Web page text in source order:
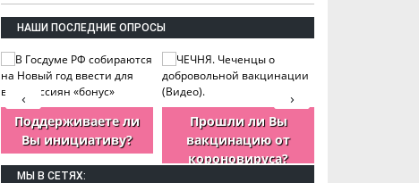
НАШИ ПОСЛЕДНИЕ ОПРОСЫ
Поддерживаете ли
Вы инициативу?
Прошли ли Вы
вакцинацию от
короновируса?
›
‹
МЫ В СЕТЯХ: